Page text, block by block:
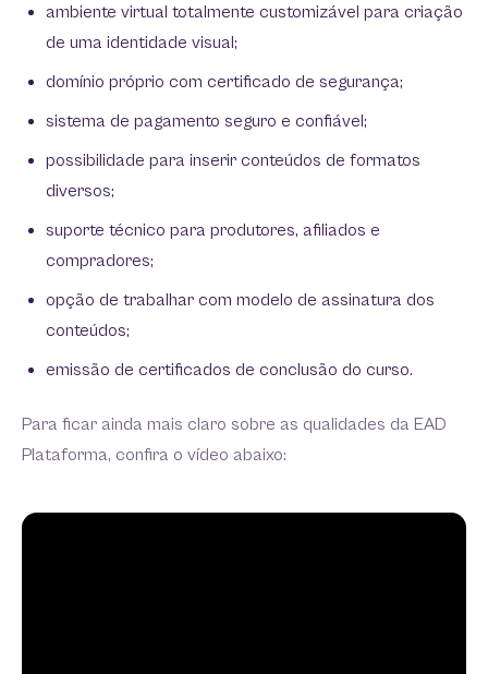
ambiente virtual totalmente customizável para criação
de uma identidade visual;
domínio próprio com certificado de segurança;
sistema de pagamento seguro e confiável;
possibilidade para inserir conteúdos de formatos
diversos;
suporte técnico para produtores, afiliados e
compradores;
opção de trabalhar com modelo de assinatura dos
conteúdos;
emissão de certificados de conclusão do curso.
Para ficar ainda mais claro sobre as qualidades da EAD
Plataforma, confira o vídeo abaixo: